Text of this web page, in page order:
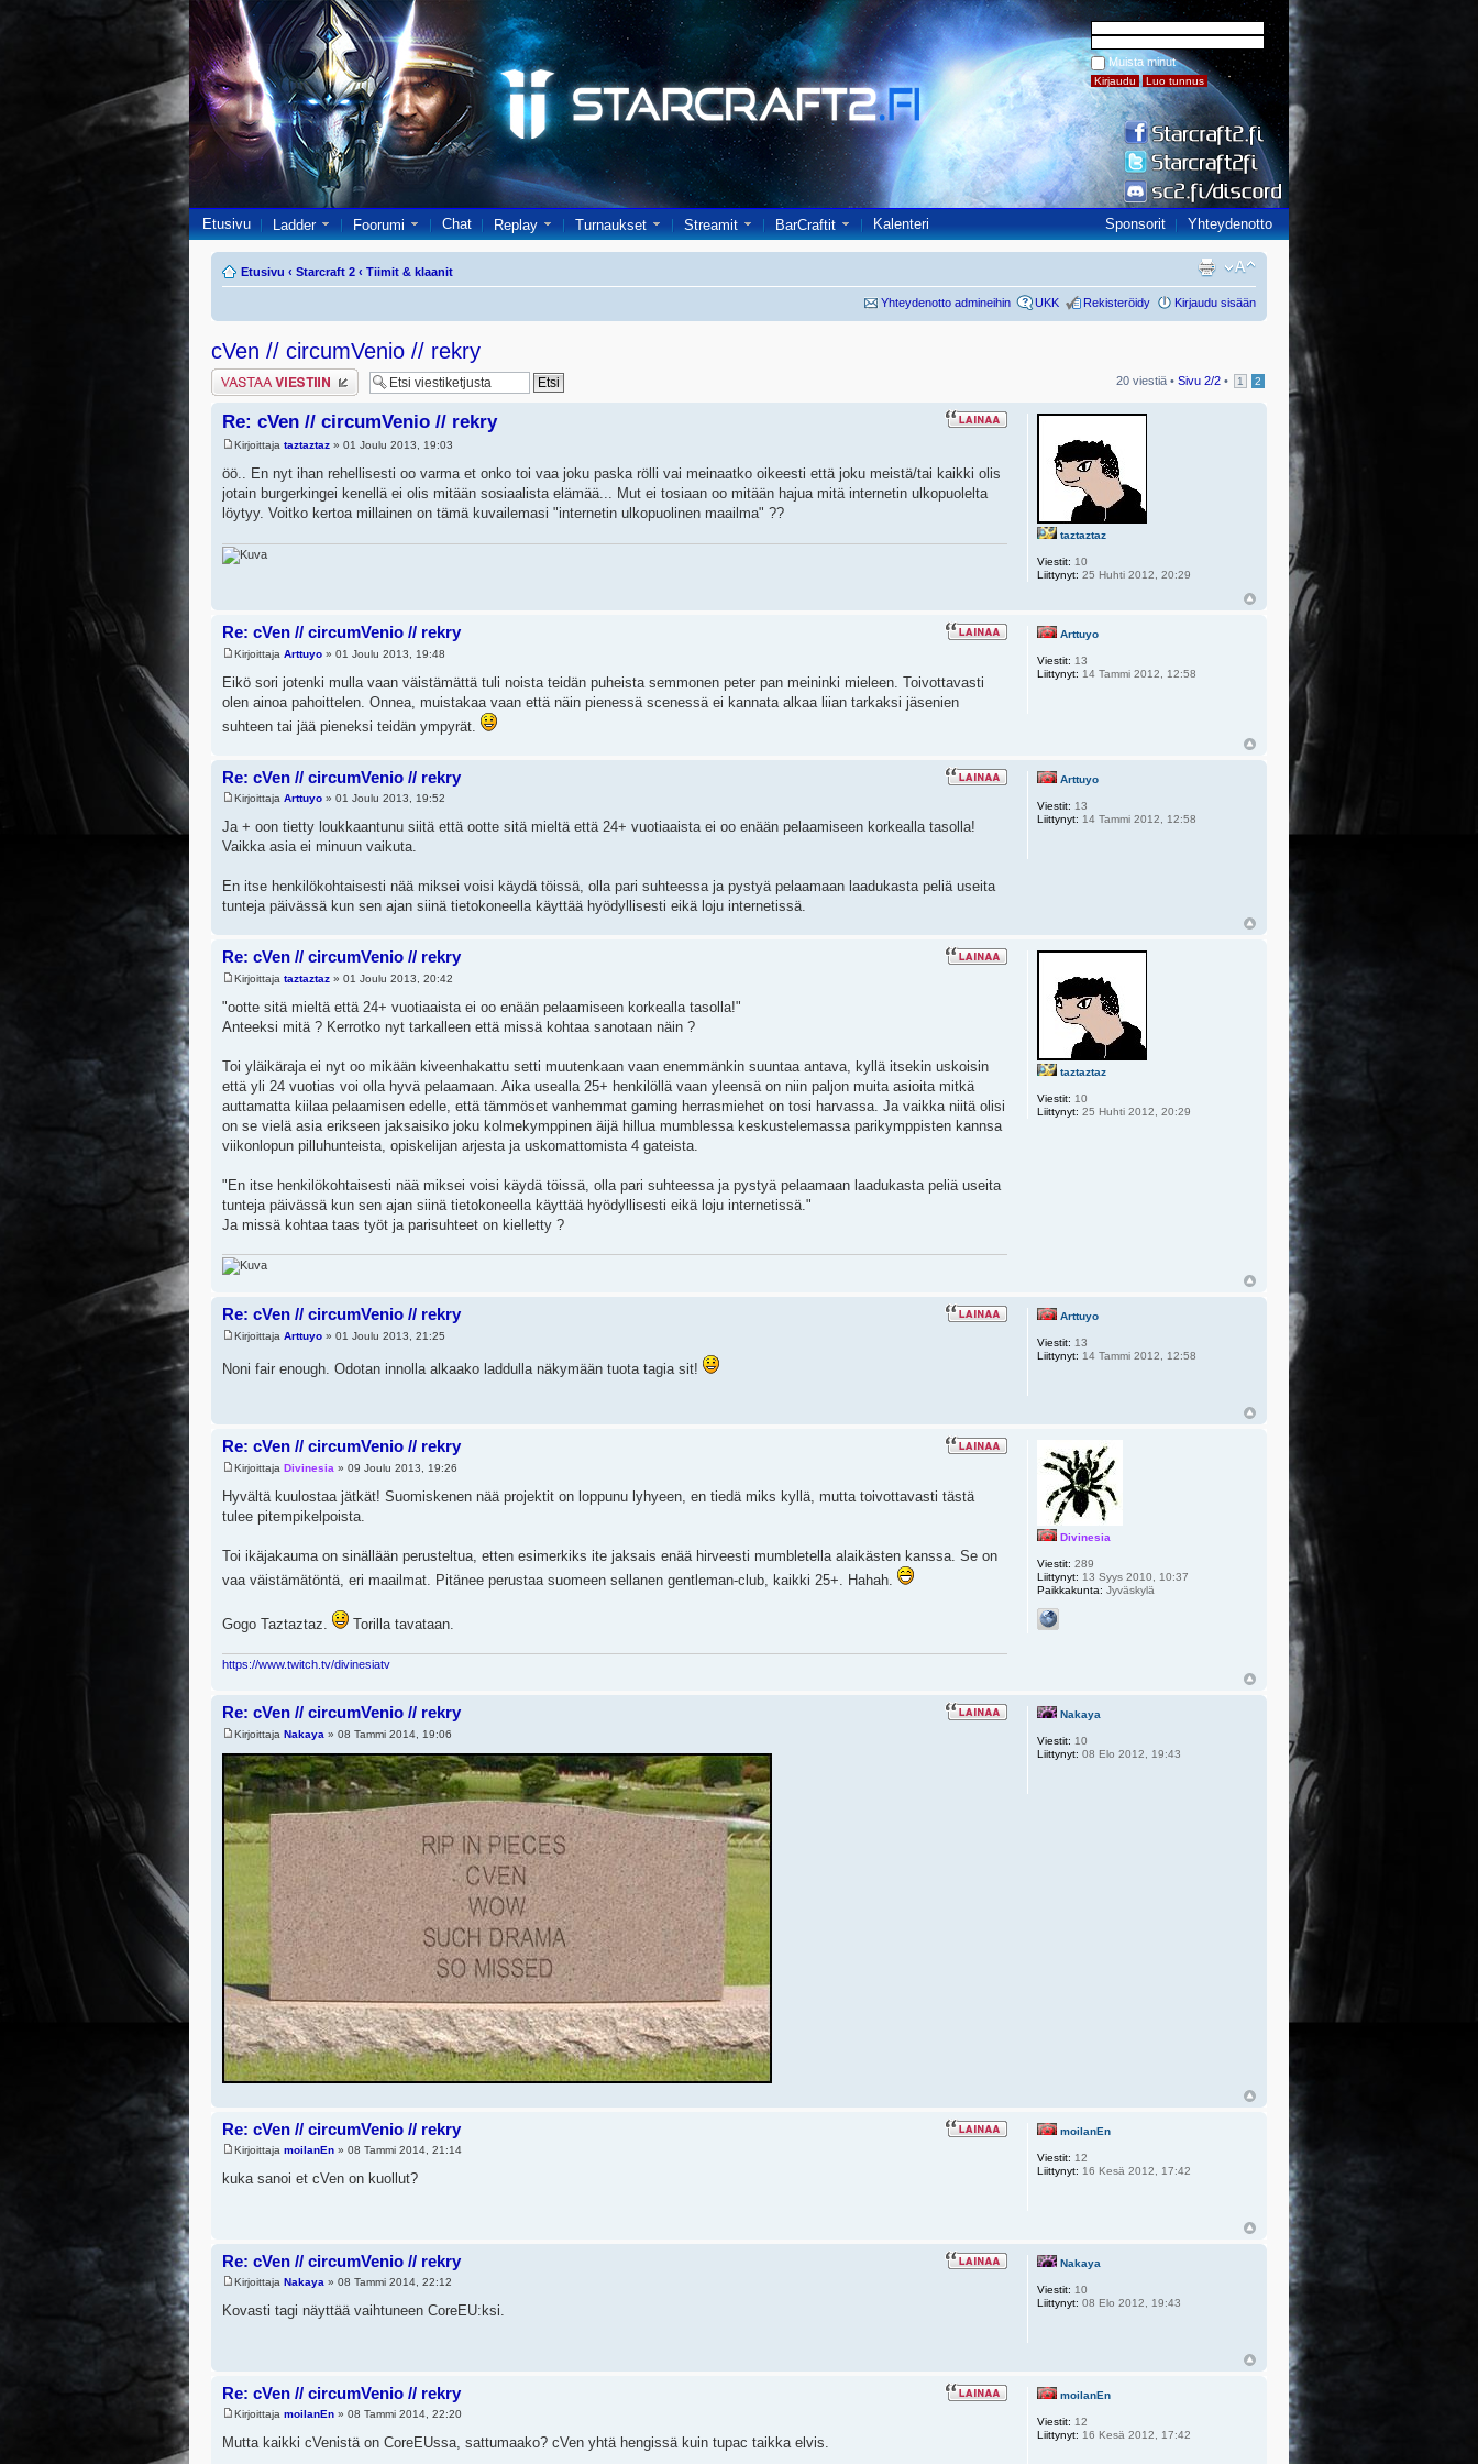
Muista minut
Etusivu Ladder Foorumi Chat Replay Turnaukset Streamit BarCraftit Kalenteri Sponsorit Yhteydenotto
Etusivu ‹ Starcraft 2 ‹ Tiimit & klaanit
Yhteydenotto admineihin UKK Rekisteröidy Kirjaudu sisään
cVen // circumVenio // rekry
Lähetä vastaus 20 viestiä • Sivu 2/2 • 1 2
Re: cVen // circumVenio // rekry
Kirjoittaja taztaztaz » 01 Joulu 2013, 19:03
öö.. En nyt ihan rehellisesti oo varma et onko toi vaa joku paska rölli vai meinaatko oikeesti että joku meistä/tai kaikki olis
jotain burgerkingei kenellä ei olis mitään sosiaalista elämää... Mut ei tosiaan oo mitään hajua mitä internetin ulkopuolelta
löytyy. Voitko kertoa millainen on tämä kuvailemasi "internetin ulkopuolinen maailma" ??
taztaztaz
Viestit: 10
Liittynyt: 25 Huhti 2012, 20:29
Re: cVen // circumVenio // rekry
Kirjoittaja Arttuyo » 01 Joulu 2013, 19:48
Eikö sori jotenki mulla vaan väistämättä tuli noista teidän puheista semmonen peter pan meininki mieleen. Toivottavasti
olen ainoa pahoittelen. Onnea, muistakaa vaan että näin pienessä scenessä ei kannata alkaa liian tarkaksi jäsenien
suhteen tai jää pieneksi teidän ympyrät.
Arttuyo
Viestit: 13
Liittynyt: 14 Tammi 2012, 12:58
Re: cVen // circumVenio // rekry
Kirjoittaja Arttuyo » 01 Joulu 2013, 19:52
Ja + oon tietty loukkaantunu siitä että ootte sitä mieltä että 24+ vuotiaaista ei oo enään pelaamiseen korkealla tasolla!
Vaikka asia ei minuun vaikuta.
En itse henkilökohtaisesti nää miksei voisi käydä töissä, olla pari suhteessa ja pystyä pelaamaan laadukasta peliä useita
tunteja päivässä kun sen ajan siinä tietokoneella käyttää hyödyllisesti eikä loju internetissä.
Arttuyo
Viestit: 13
Liittynyt: 14 Tammi 2012, 12:58
Re: cVen // circumVenio // rekry
Kirjoittaja taztaztaz » 01 Joulu 2013, 20:42
"ootte sitä mieltä että 24+ vuotiaaista ei oo enään pelaamiseen korkealla tasolla!"
Anteeksi mitä ? Kerrotko nyt tarkalleen että missä kohtaa sanotaan näin ?
Toi yläikäraja ei nyt oo mikään kiveenhakattu setti muutenkaan vaan enemmänkin suuntaa antava, kyllä itsekin uskoisin
että yli 24 vuotias voi olla hyvä pelaamaan. Aika usealla 25+ henkilöllä vaan yleensä on niin paljon muita asioita mitkä
auttamatta kiilaa pelaamisen edelle, että tämmöset vanhemmat gaming herrasmiehet on tosi harvassa. Ja vaikka niitä olisi
on se vielä asia erikseen jaksaisiko joku kolmekymppinen äijä hillua mumblessa keskustelemassa parikymppisten kannsa
viikonlopun pilluhunteista, opiskelijan arjesta ja uskomattomista 4 gateista.
"En itse henkilökohtaisesti nää miksei voisi käydä töissä, olla pari suhteessa ja pystyä pelaamaan laadukasta peliä useita
tunteja päivässä kun sen ajan siinä tietokoneella käyttää hyödyllisesti eikä loju internetissä."
Ja missä kohtaa taas työt ja parisuhteet on kielletty ?
taztaztaz
Viestit: 10
Liittynyt: 25 Huhti 2012, 20:29
Re: cVen // circumVenio // rekry
Kirjoittaja Arttuyo » 01 Joulu 2013, 21:25
Noni fair enough. Odotan innolla alkaako laddulla näkymään tuota tagia sit!
Arttuyo
Viestit: 13
Liittynyt: 14 Tammi 2012, 12:58
Re: cVen // circumVenio // rekry
Kirjoittaja Divinesia » 09 Joulu 2013, 19:26
Hyvältä kuulostaa jätkät! Suomiskenen nää projektit on loppunu lyhyeen, en tiedä miks kyllä, mutta toivottavasti tästä
tulee pitempikelpoista.
Toi ikäjakauma on sinällään perusteltua, etten esimerkiks ite jaksais enää hirveesti mumbletella alaikästen kanssa. Se on
vaa väistämätöntä, eri maailmat. Pitänee perustaa suomeen sellanen gentleman-club, kaikki 25+. Hahah.
Gogo Taztaztaz. Torilla tavataan.
https://www.twitch.tv/divinesiatv
Divinesia
Viestit: 289
Liittynyt: 13 Syys 2010, 10:37
Paikkakunta: Jyväskylä
Re: cVen // circumVenio // rekry
Kirjoittaja Nakaya » 08 Tammi 2014, 19:06
Nakaya
Viestit: 10
Liittynyt: 08 Elo 2012, 19:43
Re: cVen // circumVenio // rekry
Kirjoittaja moilanEn » 08 Tammi 2014, 21:14
kuka sanoi et cVen on kuollut?
moilanEn
Viestit: 12
Liittynyt: 16 Kesä 2012, 17:42
Re: cVen // circumVenio // rekry
Kirjoittaja Nakaya » 08 Tammi 2014, 22:12
Kovasti tagi näyttää vaihtuneen CoreEU:ksi.
Nakaya
Viestit: 10
Liittynyt: 08 Elo 2012, 19:43
Re: cVen // circumVenio // rekry
Kirjoittaja moilanEn » 08 Tammi 2014, 22:20
Mutta kaikki cVenistä on CoreEUssa, sattumaako? cVen yhtä hengissä kuin tupac taikka elvis.
moilanEn
Viestit: 12
Liittynyt: 16 Kesä 2012, 17:42